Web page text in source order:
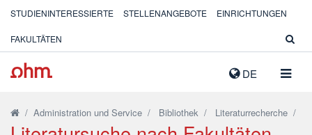
DE
STUDIENINTERESSIERTE STELLENANGEBOTE EINRICHTUNGEN
FAKULTÄTEN
/ Administration und Service / Bibliothek / Literaturrecherche /